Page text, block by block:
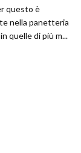
questo è
nella panetteria
quelle di più m...